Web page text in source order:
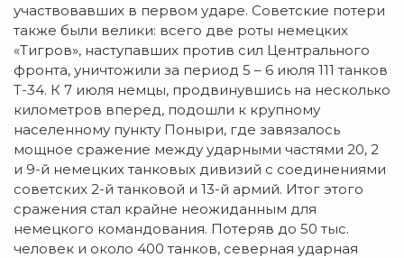
участвовавших в первом ударе. Советские потери
также были велики: всего две роты немецких
«Тигров», наступавших против сил Центрального
фронта, уничтожили за период 5 – 6 июля 111 танков
Т-34. К 7 июля немцы, продвинувшись на несколько
километров вперед, подошли к крупному
населенному пункту Поныри, где завязалось
мощное сражение между ударными частями 20, 2
и 9-й немецких танковых дивизий с соединениями
советских 2-й танковой и 13-й армий. Итог этого
сражения стал крайне неожиданным для
немецкого командования. Потеряв до 50 тыс.
человек и около 400 танков, северная ударная